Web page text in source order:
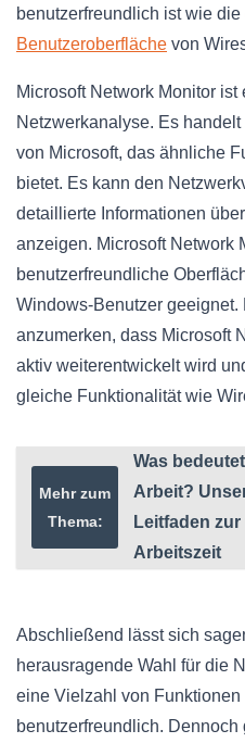
benutzerfreundlich ist wie die
Benutzeroberfläche von
Microsoft Network Monitor
Netzwerkanalyse. Es
von Microsoft, das ähnliche
bietet. Es kann den
detaillierte Informationen
anzeigen. Microsoft Network
benutzerfreundliche
Windows-Benutzer geeignet.
anzumerken, dass Microsoft
aktiv weiterentwickelt wird
gleiche Funktionalität wie
Mehr zum
Thema:
Was
Arbeit?
Leitfaden
Arbeitszeit
Abschließend lässt sich
herausragende Wahl für die
eine Vielzahl von Funktionen
benutzerfreundlich.